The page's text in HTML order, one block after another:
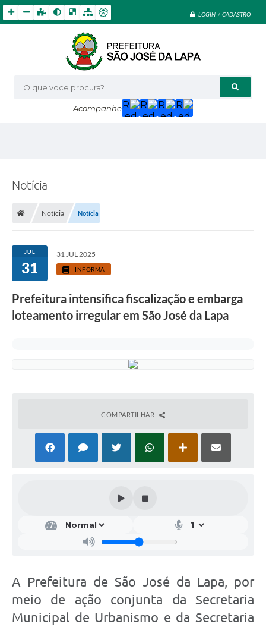
LOGIN / CADASTRO
O que voce procura?
Acompanhe
Notícia
Notícia Notícia
JUL
31
31 JUL 2025
INFORMA
Prefeitura intensifica fiscalização e embarga
loteamento irregular em São José da Lapa
COMPARTILHAR
A Prefeitura de São José da Lapa, por
meio de ação conjunta da Secretaria
Municipal de Urbanismo e da Secretaria